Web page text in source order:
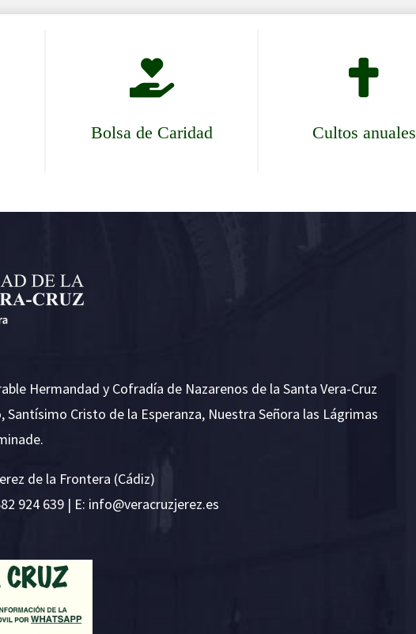

Bolsa de Caridad

Cultos anuales
Hermandad y Cofradía de Nazarenos de la Santa Vera-Cruz
Cristo de la Esperanza, Nuestra Señora las Lágrimas
de la Frontera (Cádiz)
924 639 | E: se.ze
rejzu
rcare
v@ofn
i